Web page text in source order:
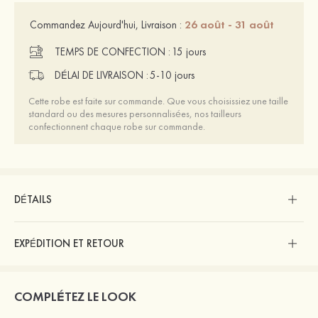
Commandez Aujourd'hui, Livraison : 26 août - 31 août
TEMPS DE CONFECTION : 15 jours
DÉLAI DE LIVRAISON :5-10 jours
Cette robe est faite sur commande. Que vous choisissiez une taille
standard ou des mesures personnalisées, nos tailleurs
confectionnent chaque robe sur commande.
DÉTAILS
EXPÉDITION ET RETOUR
COMPLÉTEZ LE LOOK